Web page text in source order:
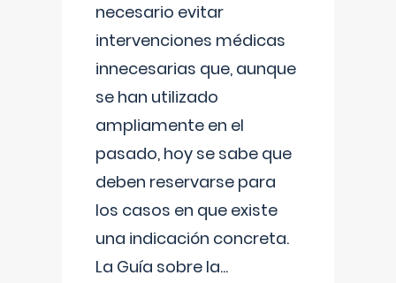
necesario evitar
intervenciones médicas
innecesarias que, aunque
se han utilizado
ampliamente en el
pasado, hoy se sabe que
deben reservarse para
los casos en que existe
una indicación concreta.
La Guía sobre la...